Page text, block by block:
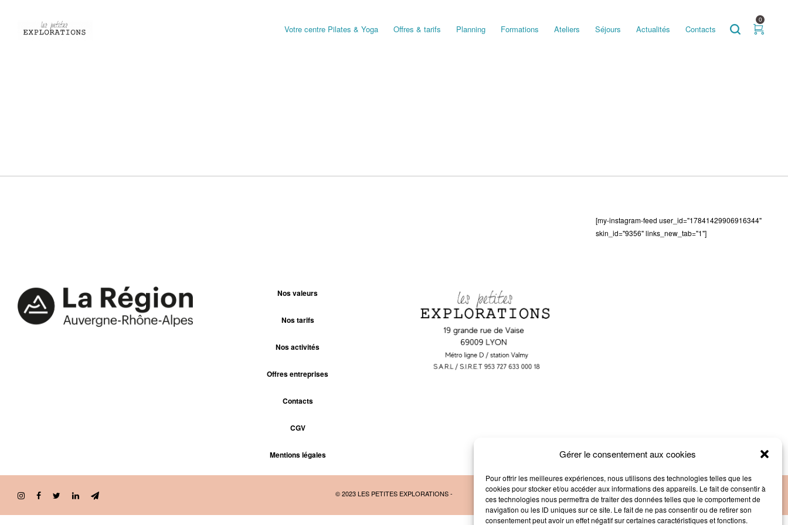
Gérer le consentement aux cookies
Pour offrir les meilleures expériences, nous utilisons des technologies telles que les
cookies pour stocker et/ou accéder aux informations des appareils. Le fait de consentir à
ces technologies nous permettra de traiter des données telles que le comportement de
navigation ou les ID uniques sur ce site. Le fait de ne pas consentir ou de retirer son
consentement peut avoir un effet négatif sur certaines caractéristiques et fonctions.
Votre centre Pilates & Yoga Offres & tarifs Planning Formations Ateliers Séjours Actualités Contacts
0
Nos valeurs
Nos tarifs
Nos activités
Offres entreprises
Contacts
CGV
Mentions légales
[my-instagram-feed user_id="17841429906916344"
skin_id="9356" links_new_tab="1"]
© 2023 LES PETITES EXPLORATIONS - Mentions légales